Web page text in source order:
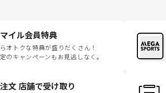
イル会員特典
オトクな特典が盛りだくさん！
のキャンペーンもお見逃しなく。
文 店舗で受け取り